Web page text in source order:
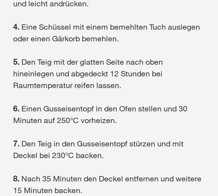
und leicht andrücken.
4. Eine Schüssel mit einem bemehlten Tuch auslegen
oder einen Gärkorb bemehlen.
5. Den Teig mit der glatten Seite nach oben
hineinlegen und abgedeckt 12 Stunden bei
Raumtemperatur reifen lassen.
6. Einen Gusseisentopf in den Ofen stellen und 30
Minuten auf 250°C vorheizen.
7. Den Teig in den Gusseisentopf stürzen und mit
Deckel bei 230°C backen.
8. Nach 35 Minuten den Deckel entfernen und weitere
15 Minuten backen.